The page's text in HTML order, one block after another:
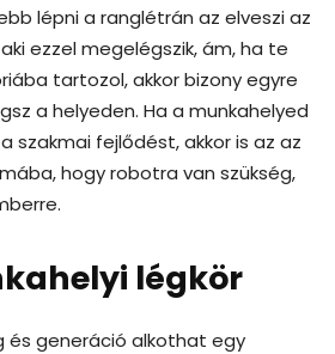
lépni a ranglétrán az elveszi az
ezzel megelégszik, ám, ha te
tartozol, akkor bizony egyre
a helyeden. Ha a munkahelyed
szakmai fejlődést, akkor is az az
hogy robotra van szükség,
légkör
és generáció alkothat egy